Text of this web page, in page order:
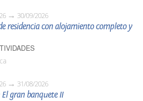
30/09/2026
residencia con alojamiento completo y
31/08/2026
El gran banquete II